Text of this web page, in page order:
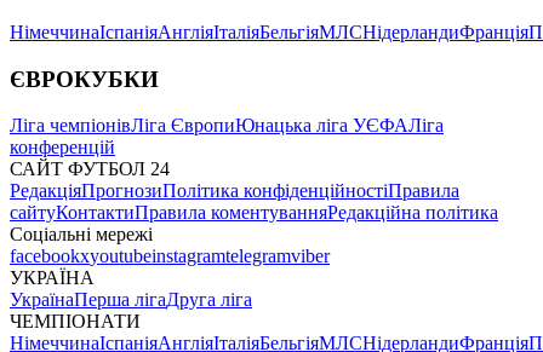
НімеччинаІспаніяАнгліяІталіяБельгіяМЛСНідерландиФранція
ЄВРОКУБКИ
Ліга чемпіонівЛіга ЄвропиЮнацька ліга УЄФАЛіга
конференцій
САЙТ ФУТБОЛ 24
РедакціяПрогнозиПолітика конфіденційностіПравила
сайтуКонтактиПравила коментуванняРедакційна політика
Соціальні мережі
facebookxyoutubeinstagramtelegramviber
УКРАЇНА
УкраїнаПерша лігаДруга ліга
ЧЕМПІОНАТИ
НімеччинаІспаніяАнгліяІталіяБельгіяМЛСНідерландиФранція